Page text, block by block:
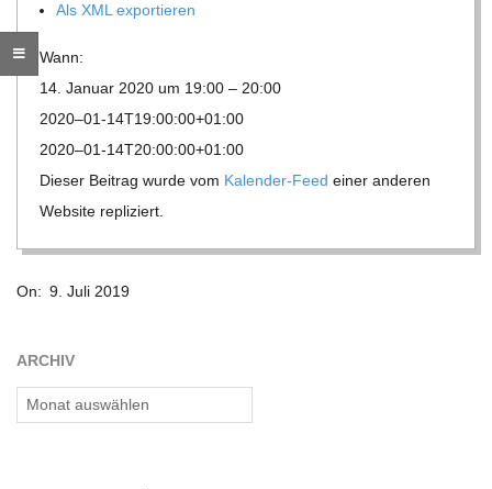
G
O
L
D
S
C
H
Als XML exportieren
Wann:
14. Januar 2020 um 19:00 – 20:00
2020–01-14T19:00:00+01:00
2020–01-14T20:00:00+01:00
Die­ser Bei­trag wurde vom Kalen­der-Feed einer ande­ren
Web­site repliziert.
07-
On: 9. Juli 2019
ARCHIV
Archiv